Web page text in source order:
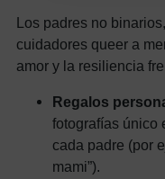
Los padres no
cuidadores queer a
amor y la resiliencia
Regalos
fotografías único
cada padre (por
mami”).